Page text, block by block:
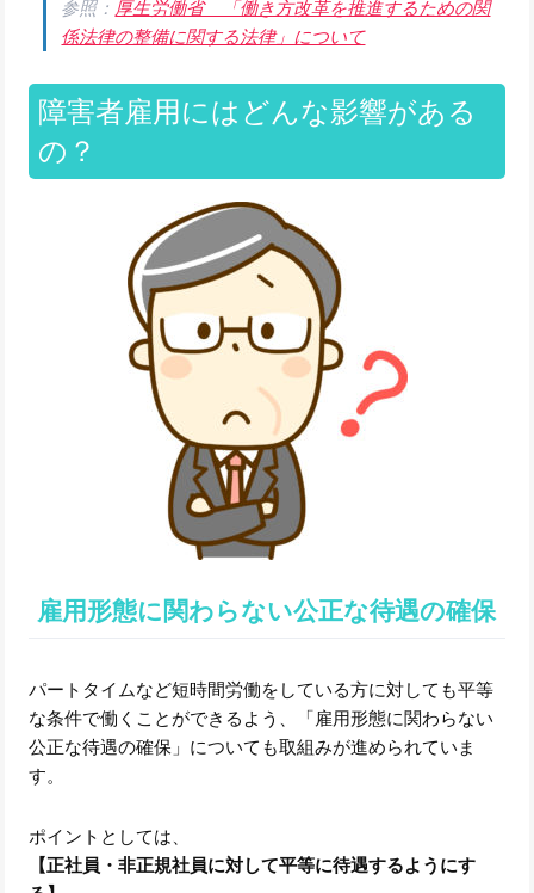
参照： 厚生労働省 「働き方改革を推進するための関
係法律の整備に関する法律」について
障害者雇用にはどんな影響がある
の？
雇用形態に関わらない公正な待遇の確保
パートタイムなど短時間労働をしている方に対しても平等
な条件で働くことができるよう、「雇用形態に関わらない
公正な待遇の確保」についても取組みが進められていま
す。
ポイントとしては、
【正社員・非正規社員に対して平等に待遇するようにす